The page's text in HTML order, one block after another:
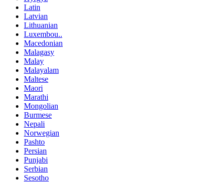
Latin
Latvian
Lithuanian
Luxembou..
Macedonian
Malagasy
Malay
Malayalam
Maltese
Maori
Marathi
Mongolian
Burmese
Nepali
Norwegian
Pashto
Persian
Punjabi
Serbian
Sesotho